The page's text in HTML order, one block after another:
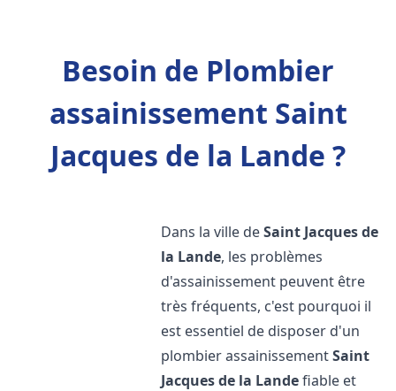
Besoin de Plombier
assainissement Saint
Jacques de la Lande ?
Dans la ville deSaint Jacques de
la Lande, les problèmes
d'assainissement peuvent être
très fréquents, c'est pourquoi il
est essentiel de disposer d'un
plombier assainissementSaint
Jacques de la Landefiable et